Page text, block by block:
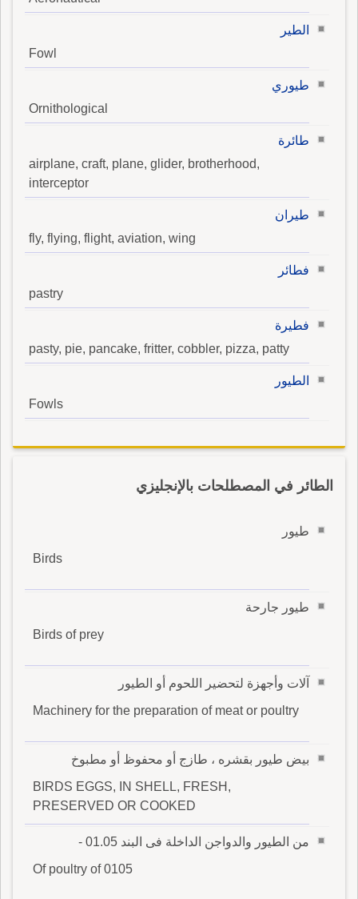
الطير
Fowl
طيوري
Ornithological
طائرة
airplane, craft, plane, glider, brotherhood,
interceptor
طيران
fly, flying, flight, aviation, wing
فطائر
pastry
فطيرة
pasty, pie, pancake, fritter, cobbler, pizza, patty
الطيور
Fowls
الطائر في المصطلحات بالإنجليزي
طيور
Birds
طيور جارحة
Birds of prey
آلات وأجهزة لتحضير اللحوم أو الطيور
Machinery for the preparation of meat or poultry
بيض طيور بقشره ، طازج أو محفوظ أو مطبوخ
BIRDS EGGS, IN SHELL, FRESH,
PRESERVED OR COOKED
من الطيور والدواجن الداخلة فى البند 01.05 -
Of poultry of 0105